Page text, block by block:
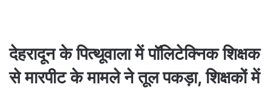
देहरादून के पित्थूवाला में पॉलिटेक्निक शिक्षक
से मारपीट के मामले ने तूल पकड़ा, शिक्षकों में